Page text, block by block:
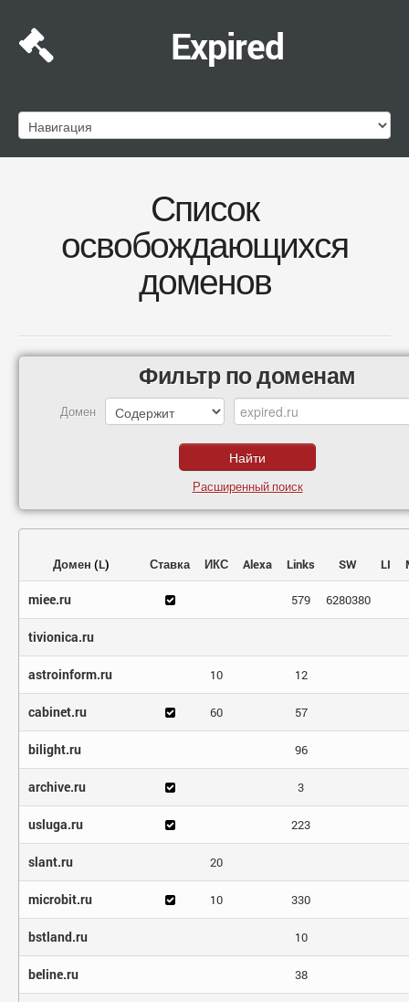
Expired
Список
освобождающихся
доменов
Фильтр по доменам
Домен
Расширенный поиск
Домен (L) Ставка ИКС Alexa Links SW LI
miee.ru 579 6280380
tivionica.ru
astroinform.ru 10 12
cabinet.ru 60 57
bilight.ru 96
archive.ru 3
usluga.ru 223
slant.ru 20
microbit.ru 10 330
bstland.ru 10
beline.ru 38